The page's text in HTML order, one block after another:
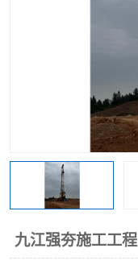
九江强夯施工工程